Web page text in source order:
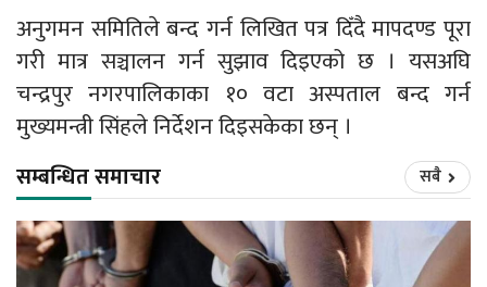
अनुगमन समितिले बन्द गर्न लिखित पत्र दिँदै मापदण्ड पूरा
गरी मात्र सञ्चालन गर्न सुझाव दिइएको छ । यसअघि
चन्द्रपुर नगरपालिकाका १० वटा अस्पताल बन्द गर्न
मुख्यमन्त्री सिंहले निर्देशन दिइसकेका छन् ।
सम्बन्धित समाचार सबै